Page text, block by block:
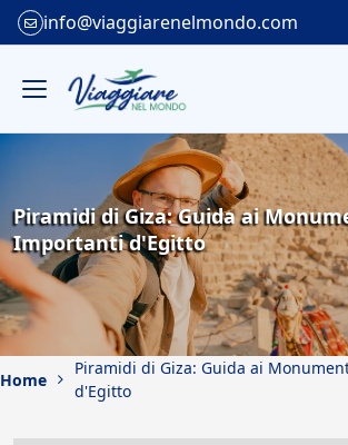
info@viaggiarenelmondo.com
Piramidi di Giza: Guida ai
Importanti d'Egitto
Home
Piramidi di Giza: Guida ai
d'Egitto